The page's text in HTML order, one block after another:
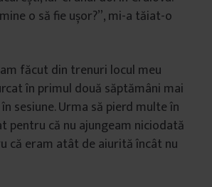
o să fie ușor?”, mi-a tăiat-o
făcut din trenuri locul meu
în primul două săptămâni mai
sesiune. Urma să pierd multe în
pentru că nu ajungeam niciodată
că eram atât de aiurită încât nu